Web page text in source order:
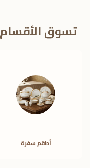
تسوق الأقسام
أطقم سفرة